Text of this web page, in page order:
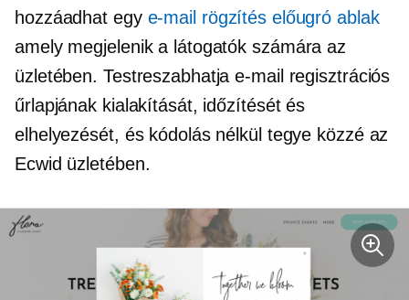
hozzáadhat egy e-mail rögzítés előugró ablak
amely megjelenik a látogatók számára az
üzletében. Testreszabhatja e-mail regisztrációs
űrlapjának kialakítását, időzítését és
elhelyezését, és kódolás nélkül tegye közzé az
Ecwid üzletében.